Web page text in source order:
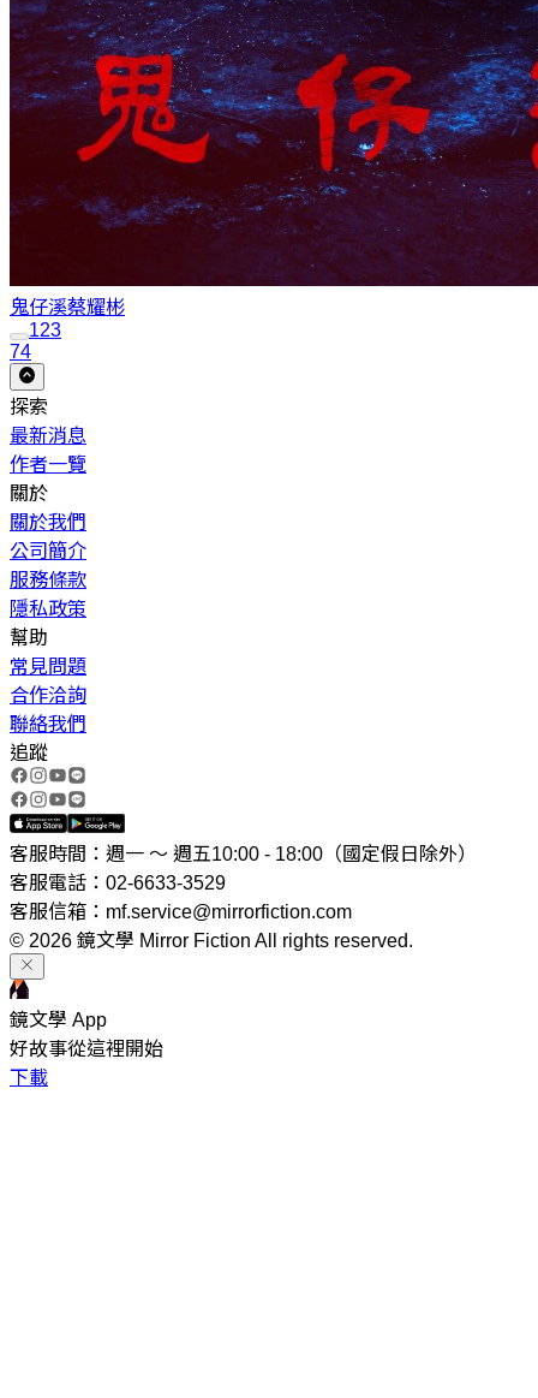
鬼仔溪蔡耀彬
123
74
探索
最新消息
作者一覽
關於
關於我們
公司簡介
服務條款
隱私政策
幫助
常見問題
合作洽詢
聯絡我們
追蹤
客服時間：週一 ～ 週五10:00 - 18:00（國定假日除外）
客服電話：02-6633-3529
客服信箱：mf.service@mirrorfiction.com
© 2026 鏡文學 Mirror Fiction All rights reserved.
鏡文學 App
好故事從這裡開始
下載